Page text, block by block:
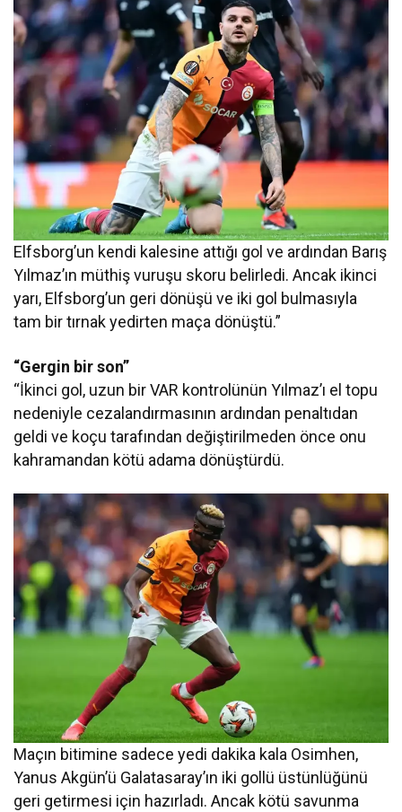
Elfsborg’un kendi kalesine attığı gol ve ardından Barış
Yılmaz’ın müthiş vuruşu skoru belirledi. Ancak ikinci
yarı, Elfsborg’un geri dönüşü ve iki gol bulmasıyla
tam bir tırnak yedirten maça dönüştü.”
“Gergin bir son”
“İkinci gol, uzun bir VAR kontrolünün Yılmaz’ı el topu
nedeniyle cezalandırmasının ardından penaltıdan
geldi ve koçu tarafından değiştirilmeden önce onu
kahramandan kötü adama dönüştürdü.
Maçın bitimine sadece yedi dakika kala Osimhen,
Yanus Akgün’ü Galatasaray’ın iki gollü üstünlüğünü
geri getirmesi için hazırladı. Ancak kötü savunma